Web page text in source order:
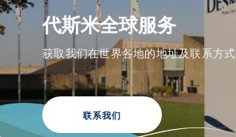
代斯米全球服务
获取我们在世界各地的地址及联系方式
联系我们